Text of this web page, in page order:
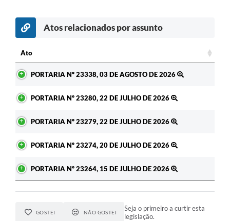
Atos relacionados por assunto
Ato
PORTARIA Nº 23338, 03 DE AGOSTO DE 2026
PORTARIA Nº 23280, 22 DE JULHO DE 2026
PORTARIA Nº 23279, 22 DE JULHO DE 2026
PORTARIA Nº 23274, 20 DE JULHO DE 2026
PORTARIA Nº 23264, 15 DE JULHO DE 2026
GOSTEI NÃO GOSTEI
Seja o primeiro a curtir esta
legislação.